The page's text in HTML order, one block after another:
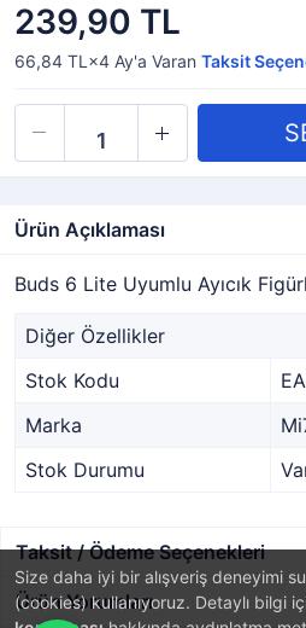
Size daha iyi bir alışveriş deneyimi
(cookies) kullanıyoruz. Detaylı bilgi
239,90 TL
66,84 TL×4 Ay'a Varan Taksit
Ürün Açıklaması
Buds 6 Lite Uyumlu Ayıcık
Diğer Özellikler
Stok Kodu
Marka
Stok Durumu
Taksit / Ödeme Seçenekleri
Ürün Yorumları